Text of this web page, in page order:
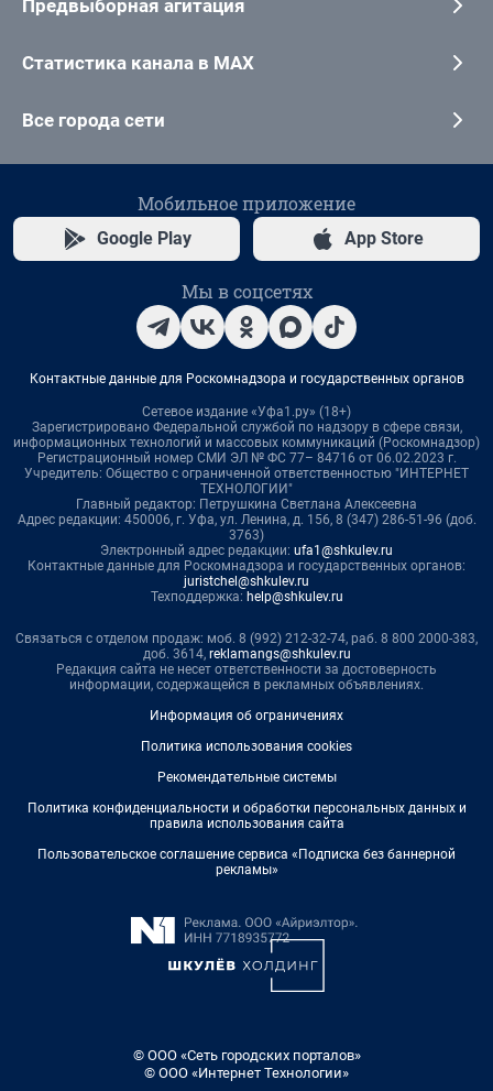
Предвыборная агитация
Статистика канала в MAX
Все города сети
Мобильное приложение
Google Play App Store
Мы в соцсетях
Контактные данные для Роскомнадзора и государственных органов
Сетевое издание «Уфа1.ру» (18+)
Зарегистрировано Федеральной службой по надзору в сфере связи,
информационных технологий и массовых коммуникаций (Роскомнадзор)
Регистрационный номер СМИ ЭЛ № ФС 77– 84716 от 06.02.2023 г.
Учредитель: Общество с ограниченной ответственностью "ИНТЕРНЕТ
ТЕХНОЛОГИИ"
Главный редактор: Петрушкина Светлана Алексеевна
Адрес редакции: 450006, г. Уфа, ул. Ленина, д. 156, 8 (347) 286-51-96 (доб.
3763)
Электронный адрес редакции: ufa1@shkulev.ru
Контактные данные для Роскомнадзора и государственных органов:
juristchel@shkulev.ru
Техподдержка: help@shkulev.ru
Связаться с отделом продаж: моб. 8 (992) 212-32-74, раб. 8 800 2000-383,
доб. 3614, reklamangs@shkulev.ru
Редакция сайта не несет ответственности за достоверность
информации, содержащейся в рекламных объявлениях.
Информация об ограничениях
Политика использования cookies
Рекомендательные системы
Политика конфиденциальности и обработки персональных данных и
правила использования сайта
Пользовательское соглашение сервиса «Подписка без баннерной
рекламы»
© ООО «Сеть городских порталов»
© ООО «Интернет Технологии»